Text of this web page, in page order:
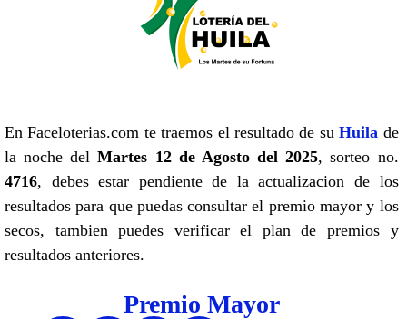
En Faceloterias.com te traemos el resultado de suHuila de
la noche delMartes 12 de Agosto del 2025, sorteo no.
4716, debes estar pendiente de la actualizacion de los
resultados para que puedas consultar el premio mayor y los
secos, tambien puedes verificar el plan de premios y
resultados anteriores.
Premio Mayor